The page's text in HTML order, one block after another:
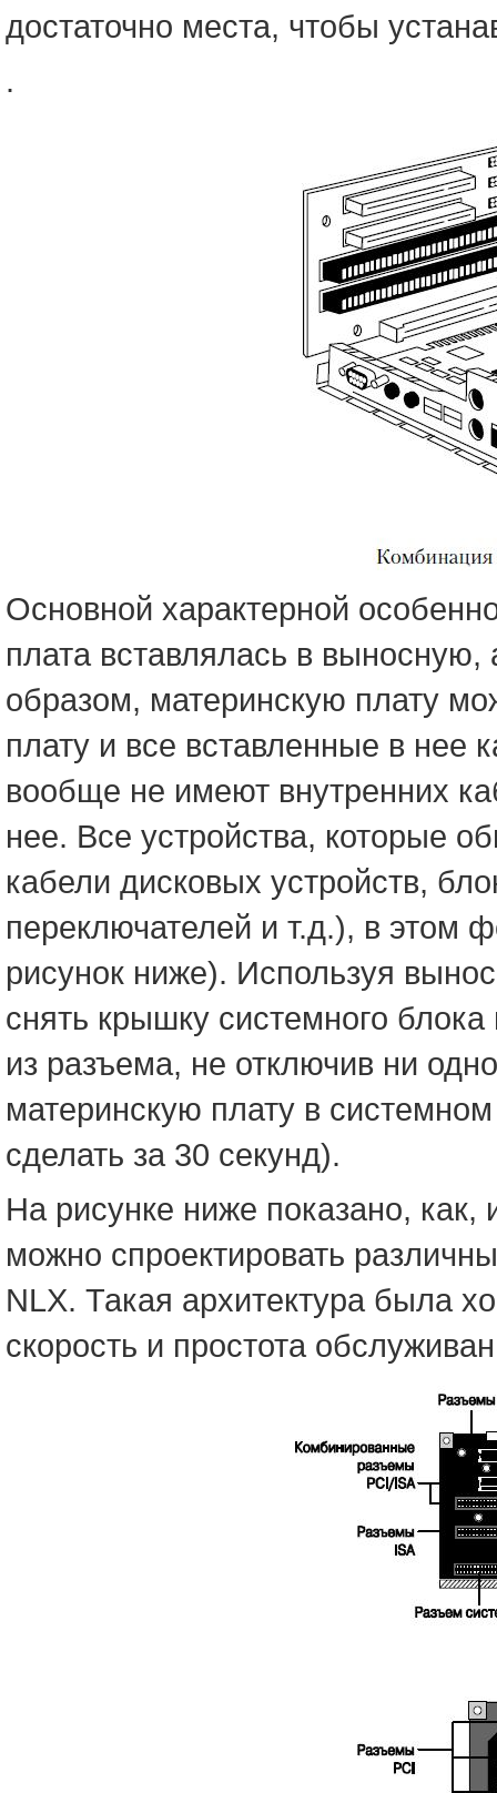
достаточно места, чтобы
.
Основной характерной
плата вставлялась в
образом, материнскую плату
плату и все вставленные в нее
вообще не имеют внутренних
нее. Все устройства, которые
кабели дисковых устройств,
переключателей и т.д.), в этом
рисунок ниже). Используя
снять крышку системного
из разъема, не отключив ни
материнскую плату в
сделать за 30 секунд).
На рисунке ниже показано,
можно спроектировать
NLX. Такая архитектура была
скорость и простота